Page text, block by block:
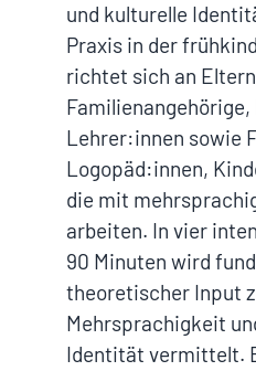
und kulturelle
Praxis in der
richtet sich an
Lehrer:innen sowie
Logopäd:innen,
die mit
arbeiten. In vier
90 Minuten wird
theoretischer Input
Mehrsprachigkeit
Identität vermittelt.